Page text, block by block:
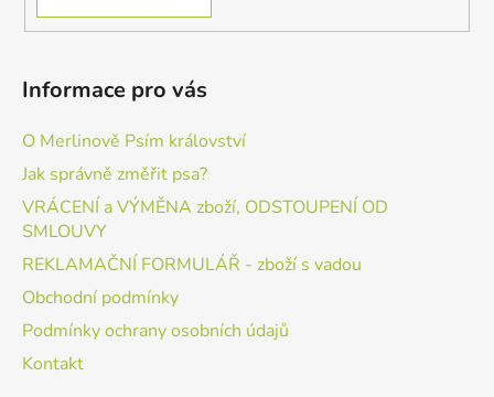
Informace pro vás
O Merlinově Psím království
Jak správně změřit psa?
VRÁCENÍ a VÝMĚNA zboží, ODSTOUPENÍ OD
SMLOUVY
REKLAMAČNÍ FORMULÁŘ - zboží s vadou
Obchodní podmínky
Podmínky ochrany osobních údajů
Kontakt